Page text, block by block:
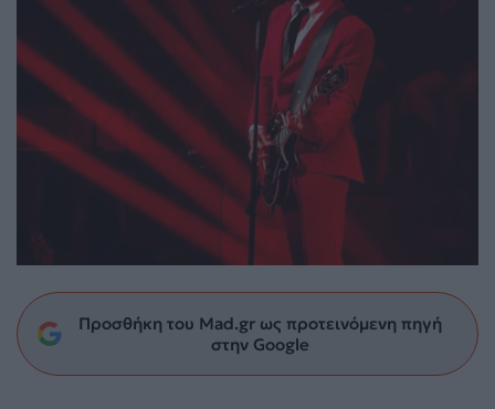
Προσθήκη του Mad.gr ως προτεινόμενη πηγή
στην Google